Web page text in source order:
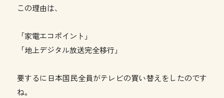
この理由は、
「家電エコポイント」
「地上デジタル放送完全移行」
要するに日本国民全員がテレビの買い替えをしたのです
ね。